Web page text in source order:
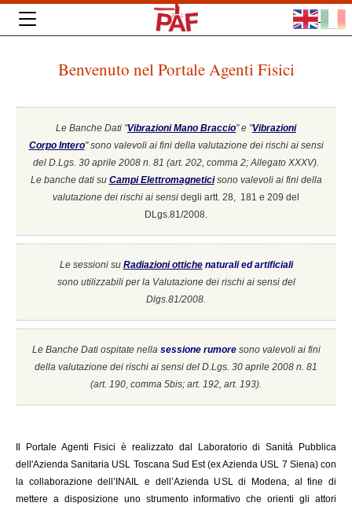
Benvenuto nel Portale Agenti Fisici
Le Banche Dati "Vibrazioni Mano Braccio" e "Vibrazioni
Corpo Intero"sono valevoli ai fini della valutazione dei rischi ai sensi
del D.Lgs. 30 aprile 2008 n. 81 (art. 202, comma 2; Allegato XXXV).
Le banche dati su Campi Elettromagneticisono valevoli ai fini della
valutazione dei rischi ai sensi degli artt. 28, 181 e 209 del
DLgs.81/2008.
Le sessioni su Radiazioni ottiche naturali ed artificiali
sono utilizzabili per la Valutazione dei rischi ai sensi del
Dlgs.81/2008.
Le Banche Dati ospitate nella sessione rumore sono valevoli ai fini
della valutazione dei rischi ai sensi del D.Lgs. 30 aprile 2008 n. 81
(art. 190, comma 5bis; art. 192, art. 193).
Portale Agenti Fisici è realizzato dal Laboratorio di Sanità Pubblica
dell'Azienda Sanitaria USL Toscana Sud Est (ex Azienda USL 7 Siena) con
la collaborazione dell’INAIL e dell’Azienda USL di Modena, al fine di
mettere a disposizione uno strumento informativo che orienti gli attori